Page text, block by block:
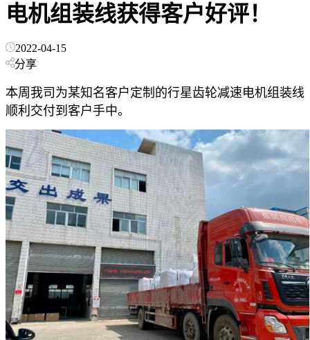
电机组装线获得客户好评！
2022-04-15
分享
本周我司为某知名客户定制的行星齿轮减速电机组装线
顺利交付到客户手中。